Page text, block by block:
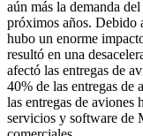
aún más la demanda
próximos años. Debido
hubo un enorme
resultó en una
afectó las entregas de
40% de las entregas de
las entregas de aviones
servicios y software de